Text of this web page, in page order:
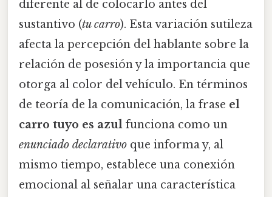
diferente al de colocarlo antes del
sustantivo (tu carro). Esta variación sutileza
afecta la percepción del hablante sobre la
relación de posesión y la importancia que
otorga al color del vehículo. En términos
de teoría de la comunicación, la frase el
carro tuyo es azul funciona como un
enunciado declarativo que informa y, al
mismo tiempo, establece una conexión
emocional al señalar una característica